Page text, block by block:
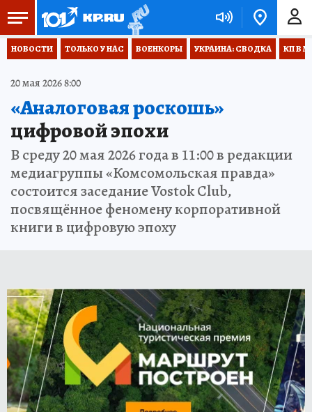
НОВОСТИ ТОЛЬКО У НАС ВОЕНКОРЫ УКРАИНА: СВОДКА КП В
20 мая 2026 8:00
«Аналоговая роскошь»
цифровой эпохи
В среду 20 мая 2026 года в 11:00 в редакции
медиагруппы «Комсомольская правда»
состоится заседание Vostok Club,
посвящённое феномену корпоративной
книги в цифровую эпоху